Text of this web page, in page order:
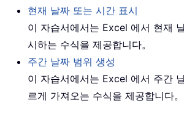
현재 날짜 또는 시간 표시
이 자습서에서는 Excel 에서 현재
시하는 수식을 제공합니다。
주간 날짜 범위 생성
이 자습서에서는 Excel 에서 주간
르게 가져오는 수식을 제공합니다。